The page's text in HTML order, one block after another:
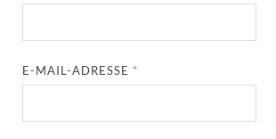
E-MAIL-ADRESSE *